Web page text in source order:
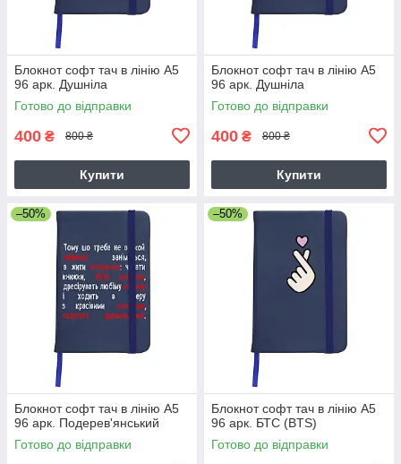
Блокнот софт тач в лінію А5
96 арк. Душніла
Готово до відправки
400 ₴ 800 ₴
Купити
Блокнот софт тач в лінію А5
96 арк. Душніла
Готово до відправки
400 ₴ 800 ₴
Купити
–50%
Блокнот софт тач в лінію А5
96 арк. Подерев'янський
Готово до відправки
–50%
Блокнот софт тач в лінію А5
96 арк. БТС (BTS)
Готово до відправки